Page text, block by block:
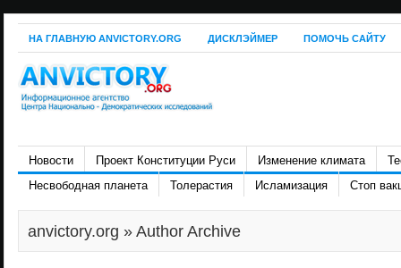
НА ГЛАВНУЮ ANVICTORY.ORG ДИСКЛЭЙМЕР ПОМОЧЬ САЙТУ
Новости Проект Конституции Руси Изменение климата
Несвободная планета
Толерастия Исламизация Стоп
anvictory.org » Author Archive